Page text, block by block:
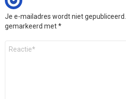
Je e-mailadres wordt niet gepubliceerd.
gemarkeerd met*
Reactie